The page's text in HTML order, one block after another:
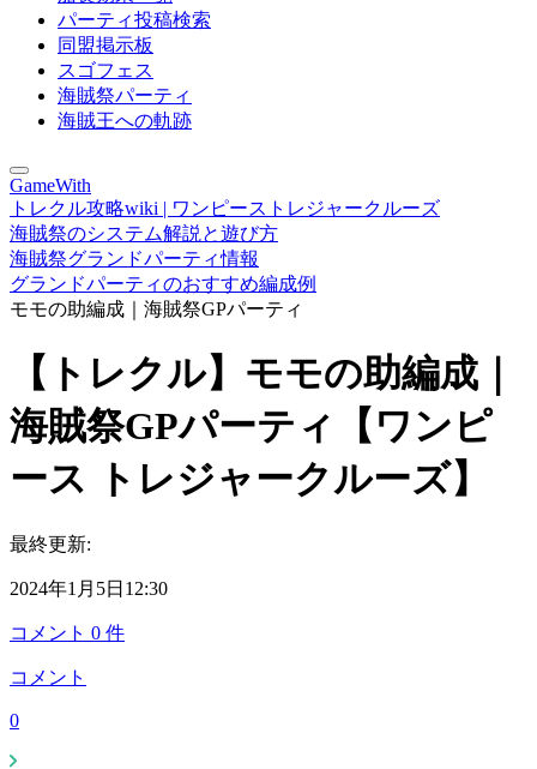
パーティ投稿検索
同盟掲示板
スゴフェス
海賊祭パーティ
海賊王への軌跡
GameWith
トレクル攻略wiki | ワンピーストレジャークルーズ
海賊祭のシステム解説と遊び方
海賊祭グランドパーティ情報
グランドパーティのおすすめ編成例
モモの助編成｜海賊祭GPパーティ
【トレクル】モモの助編成｜
海賊祭GPパーティ【ワンピ
ース トレジャークルーズ】
最終更新:
2024年1月5日12:30
コメント 0 件
コメント
0